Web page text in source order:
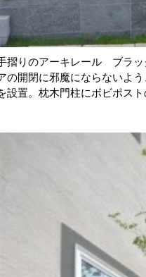
摺りのアーキレール ブラッ
の開閉に邪魔にならないよ
設置。枕木門柱にボビポスト